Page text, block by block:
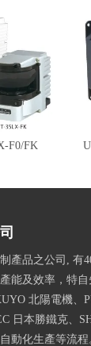
F0/FK
產品之公司, 有
能及效率，特
北陽電機、
日本勝鐵克、
動化生產等流程